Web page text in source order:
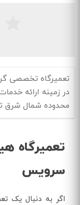
تعمیرگاه تخصصی
در زمینه ارائه
محدوده شمال شرق
تعمیرگاه
سرویس
اگر به دنبال یک